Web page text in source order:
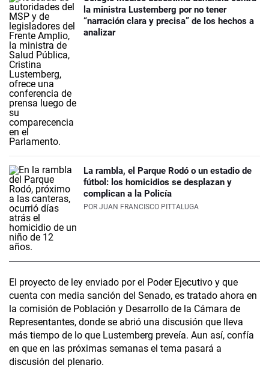
la ministra Lustemberg por no tener
“narración clara y precisa” de los hechos a
analizar
La rambla, el Parque Rodó o un estadio de
fútbol: los homicidios se desplazan y
complican a la Policía
POR JUAN FRANCISCO PITTALUGA
El proyecto de ley enviado por el Poder Ejecutivo y que
cuenta con media sanción del Senado, es tratado ahora en
la comisión de Población y Desarrollo de la Cámara de
Representantes, donde se abrió una discusión que lleva
más tiempo de lo que Lustemberg preveía. Aun así, confía
en que en las próximas semanas el tema pasará a
discusión del plenario.